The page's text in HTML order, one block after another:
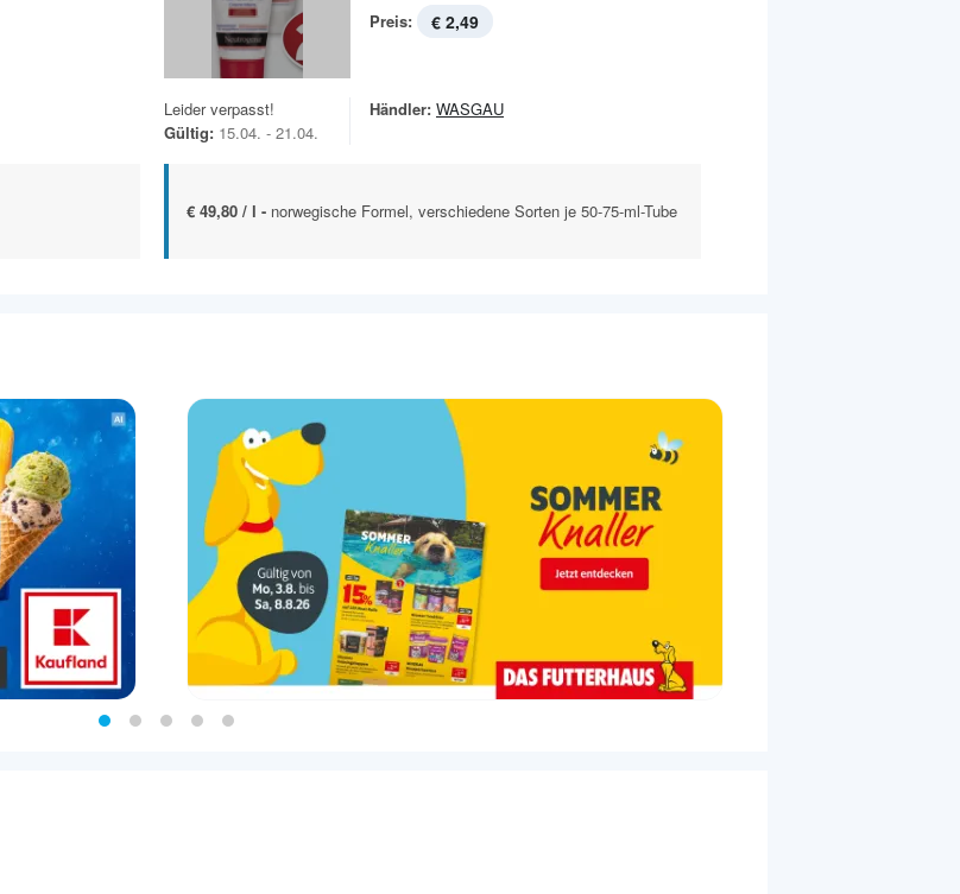
Preis: € 2,49
Leider verpasst!
Gültig: 15.04. - 21.04.
Händler: WASGAU
€ 49,80 / l - norwegische Formel, verschiedene Sorten je 50-75-ml-Tube